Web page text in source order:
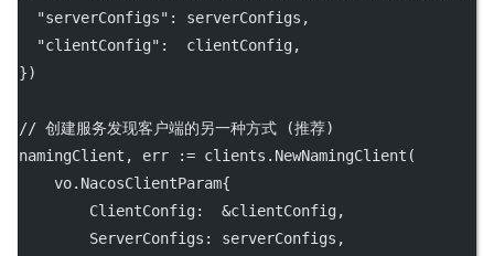
"serverConfigs" : serverConfigs,
"clientConfig" :  clientConfig,
})
// 创建服务发现客户端的另一种方式 (推荐)
namingClient, err
:= clients. NewNamingClient (
    vo.NacosClientParam{
        ClientConfig:
&clientConfig,
        ServerConfigs: serverConfigs,